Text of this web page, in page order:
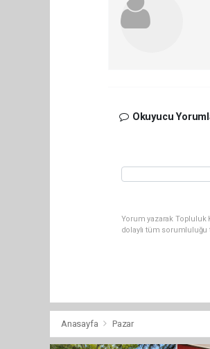
Okuyucu
Yorum yazarak Topluluk
dolaylı tüm
Anasayfa Pazar